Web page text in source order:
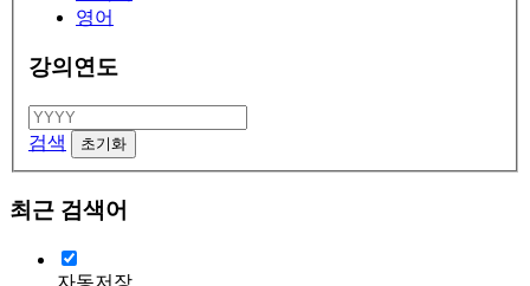
영어
강의연도
검색
최근 검색어